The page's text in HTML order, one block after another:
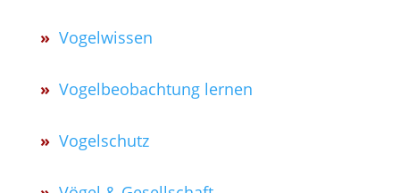
» Vogelwissen
» Vogelbeobachtung lernen
» Vogelschutz